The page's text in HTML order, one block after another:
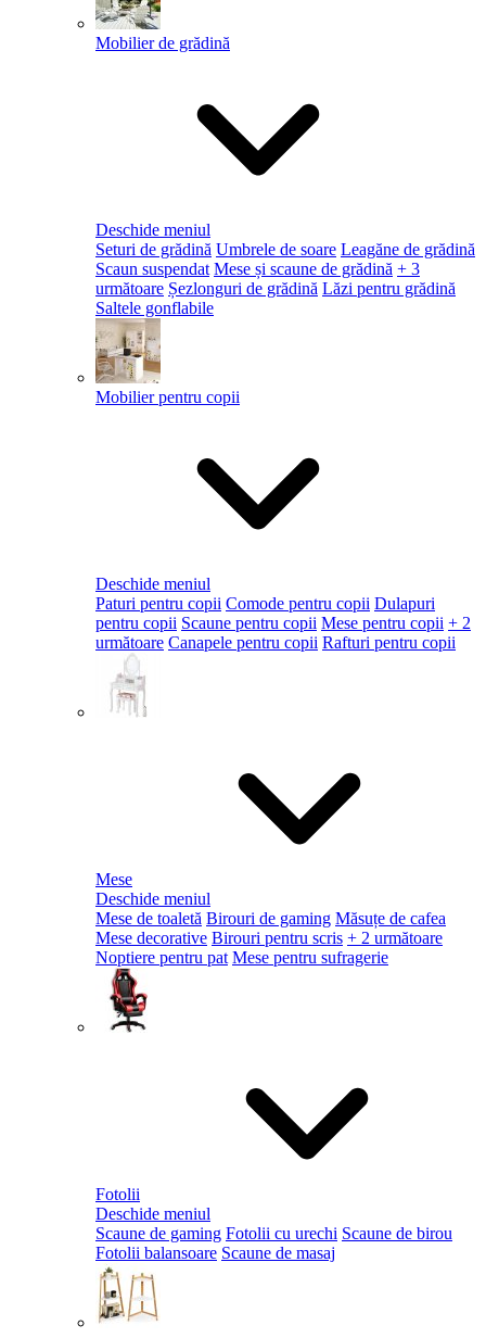
Mobilier de grădină
Deschide meniul
Seturi de grădină Umbrele de soare Leagăne de grădină
Scaun suspendat Mese și scaune de grădină + 3
următoare Șezlonguri de grădină Lăzi pentru grădină
Saltele gonflabile
Mobilier pentru copii
Deschide meniul
Paturi pentru copii Comode pentru copii Dulapuri
pentru copii Scaune pentru copii Mese pentru copii + 2
următoare Canapele pentru copii Rafturi pentru copii
Mese
Deschide meniul
Mese de toaletă Birouri de gaming Măsuțe de cafea
Mese decorative Birouri pentru scris + 2 următoare
Noptiere pentru pat Mese pentru sufragerie
Fotolii
Deschide meniul
Scaune de gaming Fotolii cu urechi Scaune de birou
Fotolii balansoare Scaune de masaj